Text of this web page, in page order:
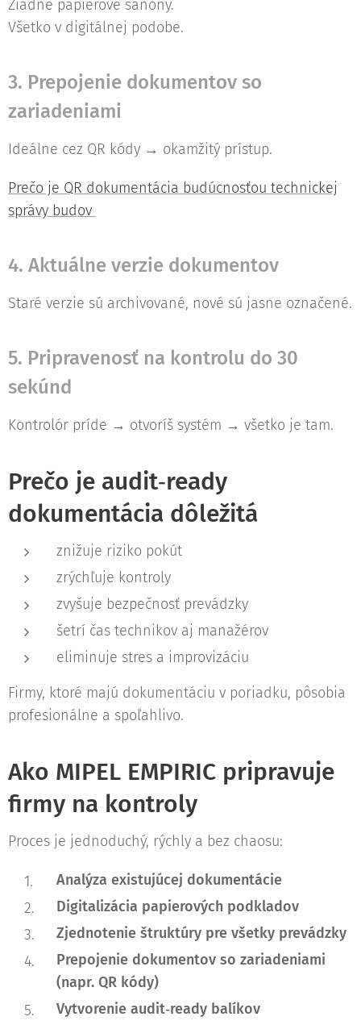
Žiadne papierové šanóny.
Všetko v digitálnej podobe.
3. Prepojenie dokumentov so
zariadeniami
Ideálne cez QR kódy → okamžitý prístup.
Prečo je QR dokumentácia budúcnosťou technickej
správy budov
4. Aktuálne verzie dokumentov
Staré verzie sú archivované, nové sú jasne označené.
5. Pripravenosť na kontrolu do 30
sekúnd
Kontrolór príde → otvoríš systém → všetko je tam.
Prečo je audit‑ready
dokumentácia dôležitá
znižuje riziko pokút
zrýchľuje kontroly
zvyšuje bezpečnosť prevádzky
šetrí čas technikov aj manažérov
eliminuje stres a improvizáciu
Firmy, ktoré majú dokumentáciu v poriadku, pôsobia
profesionálne a spoľahlivo.
Ako MIPEL EMPIRIC pripravuje
firmy na kontroly
Proces je jednoduchý, rýchly a bez chaosu:
Analýza existujúcej dokumentácie
Digitalizácia papierových podkladov
Zjednotenie štruktúry pre všetky prevádzky
Prepojenie dokumentov so zariadeniami
(napr. QR kódy)
Vytvorenie audit‑ready balíkov